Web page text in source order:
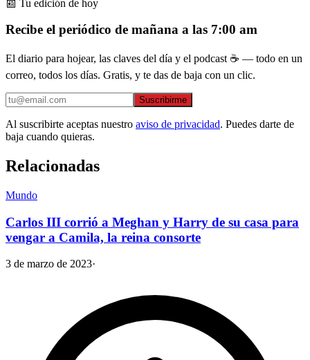
📰 Tu edición de hoy
Recibe el periódico de mañana a las 7:00 am
El diario para hojear, las claves del día y el podcast ☕ — todo en un
correo, todos los días. Gratis, y te das de baja con un clic.
Suscribirme
Al suscribirte aceptas nuestro aviso de privacidad. Puedes darte de
baja cuando quieras.
Relacionadas
Mundo
Carlos III corrió a Meghan y Harry de su casa para
vengar a Camila, la reina consorte
3 de marzo de 2023·